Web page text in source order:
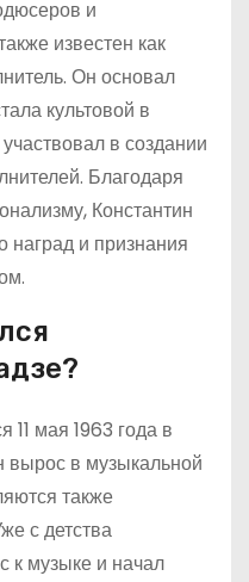
и
известен как
Он основал
культовой в
в создании
Благодаря
Константин
наград и признания
11 мая 1963 года в
вырос в музыкальной
также
с детства
к музыке и начал